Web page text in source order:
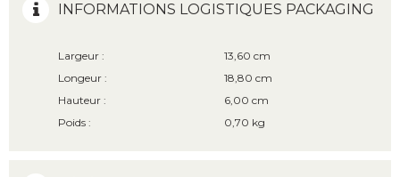
INFORMATIONS LOGISTIQUES PACKAGING
Largeur :
13,60 cm
Longeur :
18,80 cm
Hauteur :
6,00 cm
Poids :
0,70 kg